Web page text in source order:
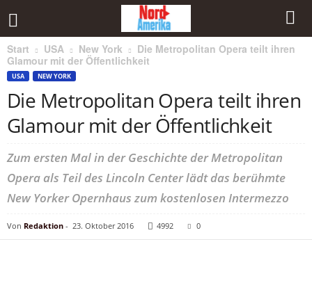
Start USA New York
Die Metropolitan Opera teilt ihren
Glamour mit der Öffentlichkeit
USA NEW YORK
Die Metropolitan Opera teilt ihren
Glamour mit der Öffentlichkeit
Zum ersten Mal in der Geschichte der Metropolitan
Opera als Teil des Lincoln Center lädt das berühmte
New Yorker Opernhaus zum kostenlosen Intermezzo
Von Redaktion - 23. Oktober 2016 4992 0